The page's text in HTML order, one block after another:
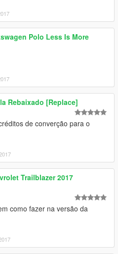
Polo Less Is More
Rebaixado [Replace]
de converção para o
Trailblazer 2017
como fazer na versão da